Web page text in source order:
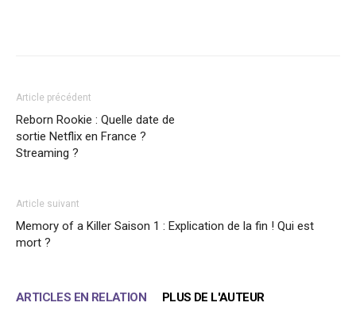
Article précédent
Reborn Rookie : Quelle date de
sortie Netflix en France ?
Streaming ?
Article suivant
Memory of a Killer Saison 1 : Explication de la fin ! Qui est
mort ?
ARTICLES EN RELATION PLUS DE L'AUTEUR